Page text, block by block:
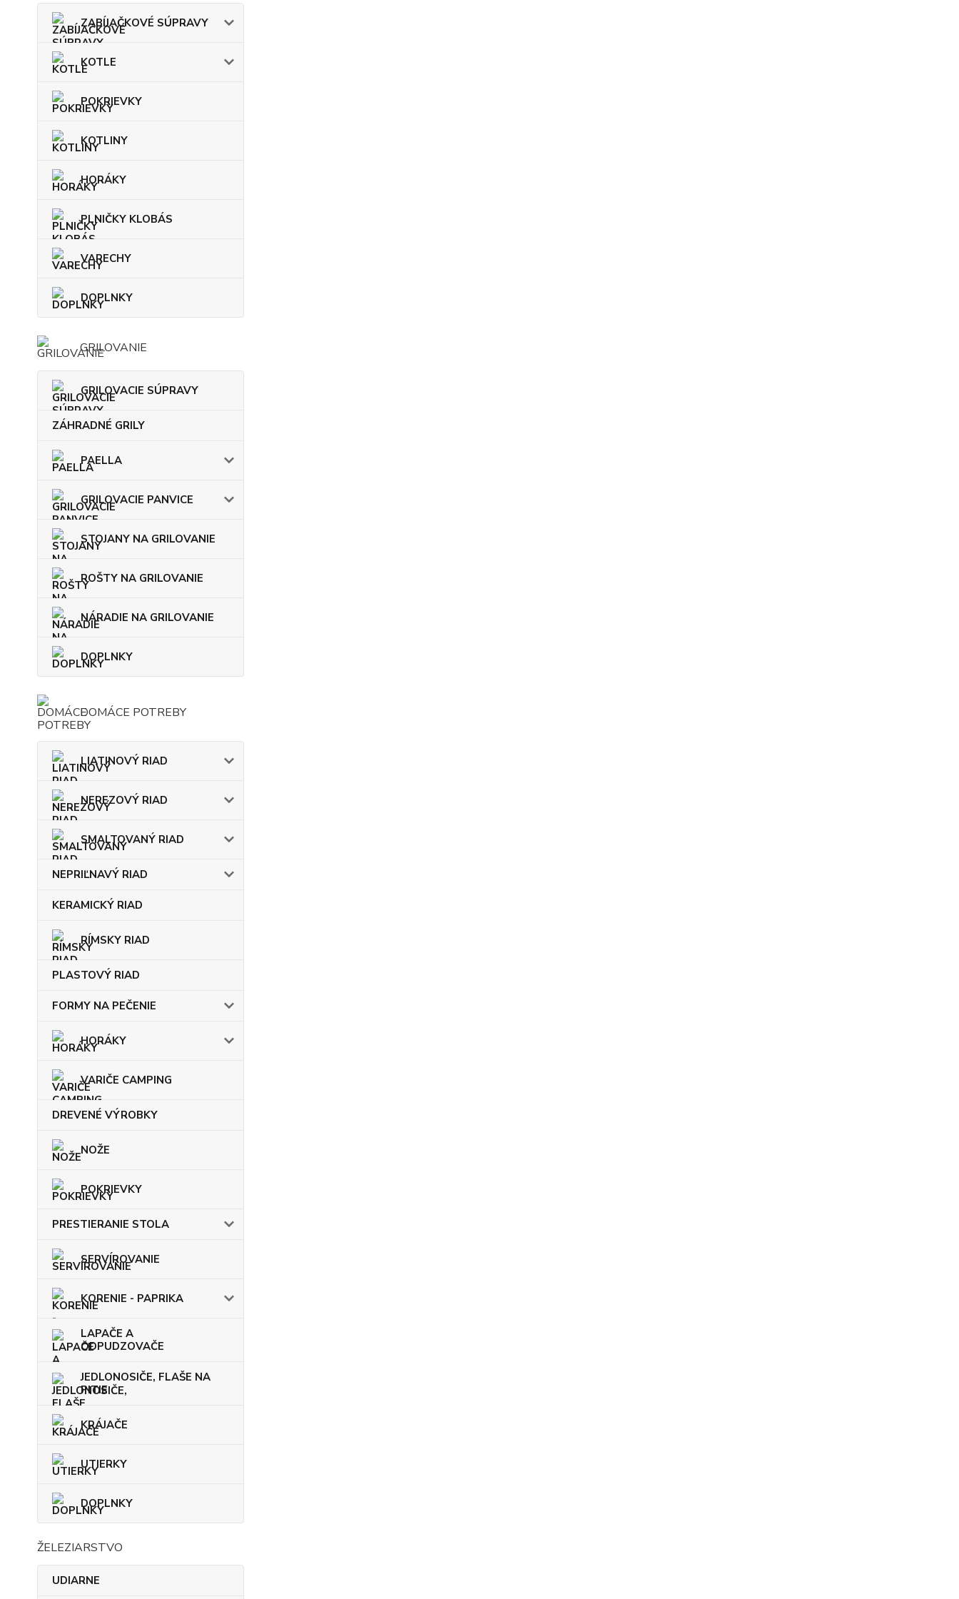
ZABÍJAČKOVÉ SÚPRAVY
KOTLE
POKRIEVKY
KOTLINY
HORÁKY
PLNIČKY KLOBÁS
VARECHY
DOPLNKY
GRILOVANIE
GRILOVACIE SÚPRAVY
ZÁHRADNÉ GRILY
PAELLA
GRILOVACIE PANVICE
STOJANY NA GRILOVANIE
ROŠTY NA GRILOVANIE
NÁRADIE NA GRILOVANIE
DOPLNKY
DOMÁCE POTREBY
LIATINOVÝ RIAD
NEREZOVÝ RIAD
SMALTOVANÝ RIAD
NEPRIĽNAVÝ RIAD
KERAMICKÝ RIAD
RÍMSKY RIAD
PLASTOVÝ RIAD
FORMY NA PEČENIE
HORÁKY
VARIČE CAMPING
DREVENÉ VÝROBKY
NOŽE
POKRIEVKY
PRESTIERANIE STOLA
SERVÍROVANIE
KORENIE - PAPRIKA
LAPAČE A
ODPUDZOVAČE
JEDLONOSIČE, FLAŠE NA
PITIE
KRÁJAČE
UTIERKY
DOPLNKY
ŽELEZIARSTVO
UDIARNE